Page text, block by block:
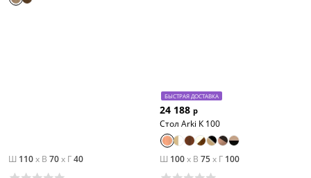
Ш 110x В 70x Г40
БЫСТРАЯ ДОСТАВКА
24 188 р
Стол Arki К 100
Ш 100x В 75x Г 100